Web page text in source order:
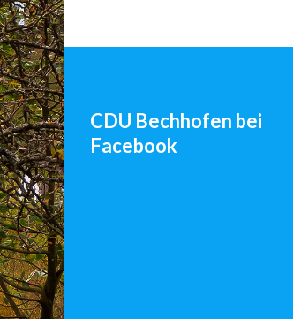
CDU Bechhofen bei
Facebook